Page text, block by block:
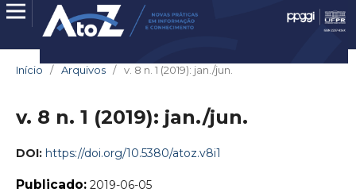
Início / Arquivos / v. 8 n. 1 (2019): jan./jun.
v. 8 n. 1 (2019): jan./jun.
DOI: https://doi.org/10.5380/atoz.v8i1
Publicado: 2019-06-05